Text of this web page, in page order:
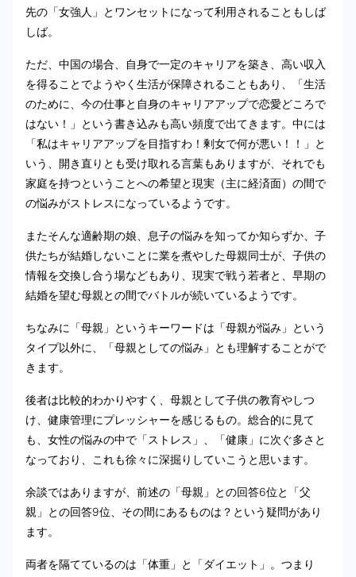
先の「女強人」とワンセットになって利用されることもしば
しば。
ただ、中国の場合、自身で一定のキャリアを築き、高い収入
を得ることでようやく生活が保障されることもあり、「生活
のために、今の仕事と自身のキャリアアップで恋愛どころで
はない！」という書き込みも高い頻度で出てきます。中には
「私はキャリアアップを目指すわ！剰女で何が悪い！！」と
いう、開き直りとも受け取れる言葉もありますが、それでも
家庭を持つということへの希望と現実（主に経済面）の間で
の悩みがストレスになっているようです。
またそんな適齢期の娘、息子の悩みを知ってか知らずか、子
供たちが結婚しないことに業を煮やした母親同士が、子供の
情報を交換し合う場などもあり、現実で戦う若者と、早期の
結婚を望む母親との間でバトルが続いているようです。
ちなみに「母親」というキーワードは「母親が悩み」という
タイプ以外に、「母親としての悩み」とも理解することがで
きます。
後者は比較的わかりやすく、母親として子供の教育やしつ
け、健康管理にプレッシャーを感じるもの。総合的に見て
も、女性の悩みの中で「ストレス」、「健康」に次ぐ多さと
なっており、これも徐々に深掘りしていこうと思います。
余談ではありますが、前述の「母親」との回答6位と「父
親」との回答9位、その間にあるものは？という疑問があり
ます。
両者を隔てているのは「体重」と「ダイエット」。つまり